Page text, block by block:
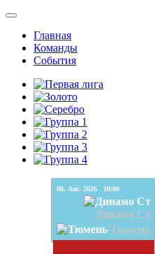
Главная
Команды
События
08. Авг. 2026 10:00
Динамо Ст
Тюмень